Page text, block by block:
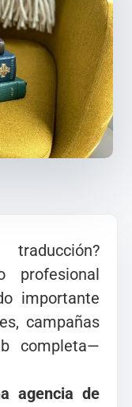
profesional
importante
campañas
completa—
agencia de